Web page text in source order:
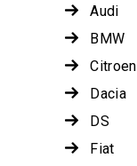
Audi
BMW
Citroen
Dacia
DS
Fiat